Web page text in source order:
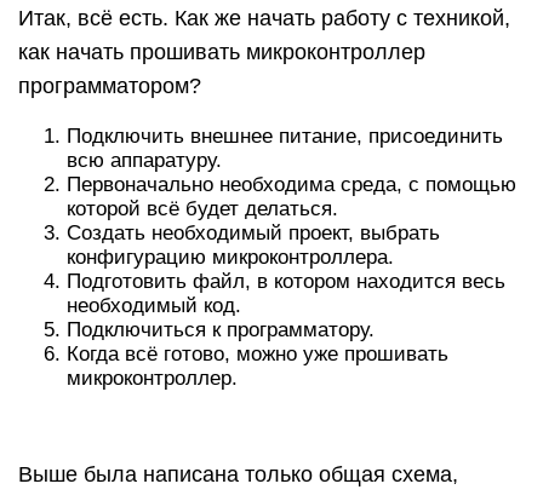
Итак, всё есть. Как же начать работу с техникой,
как начать прошивать микроконтроллер
программатором?
Подключить внешнее питание, присоединить
всю аппаратуру.
Первоначально необходима среда, с помощью
которой всё будет делаться.
Создать необходимый проект, выбрать
конфигурацию микроконтроллера.
Подготовить файл, в котором находится весь
необходимый код.
Подключиться к программатору.
Когда всё готово, можно уже прошивать
микроконтроллер.
Выше была написана только общая схема,